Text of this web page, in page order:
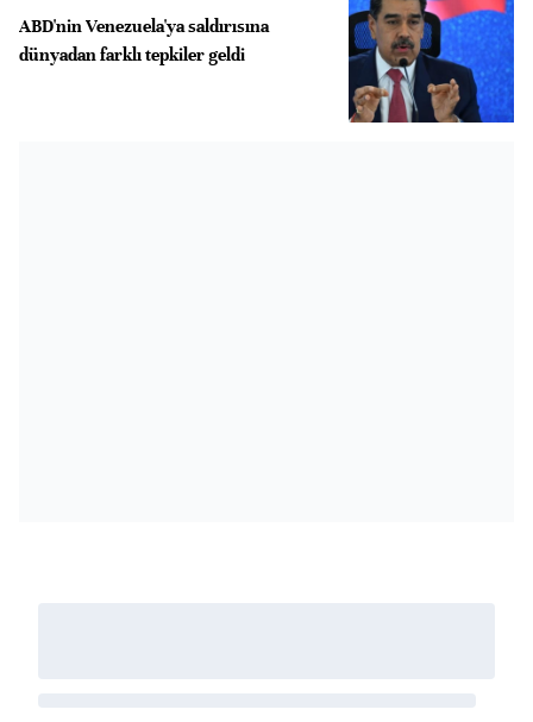
ABD'nin Venezuela'ya saldırısına
dünyadan farklı tepkiler geldi